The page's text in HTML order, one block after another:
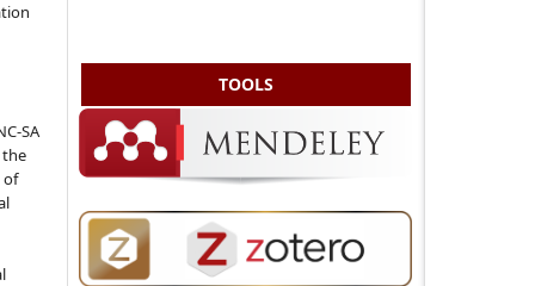
SA
the
of
TOOLS